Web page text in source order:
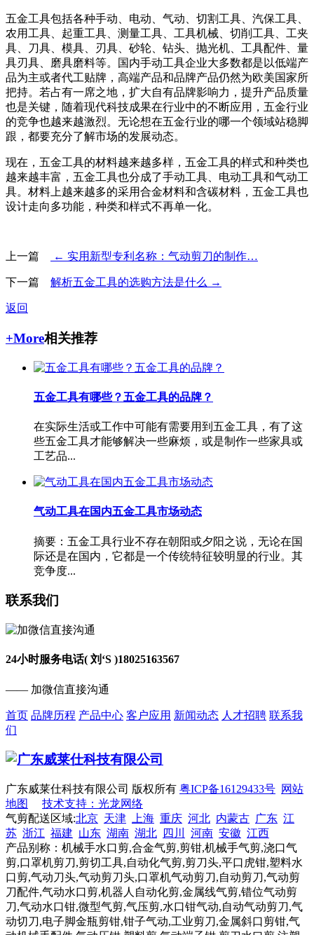
五金工具包括各种手动、电动、气动、切割工具、汽保工具、
农用工具、起重工具、测量工具、工具机械、切削工具、工夹
具、刀具、模具、刃具、砂轮、钻头、抛光机、工具配件、量
具刃具、磨具磨料等。国内手动工具企业大多数都是以低端产
品为主或者代工贴牌，高端产品和品牌产品仍然为欧美国家所
把持。若占有一席之地，扩大自有品牌影响力，提升产品质量
也是关键，随着现代科技成果在行业中的不断应用，五金行业
的竞争也越来越激烈。无论想在五金行业的哪一个领域站稳脚
跟，都要充分了解市场的发展动态。
现在，五金工具的材料越来越多样，五金工具的样式和种类也
越来越丰富，五金工具也分成了手动工具、电动工具和气动工
具。材料上越来越多的采用合金材料和含碳材料，五金工具也
设计走向多功能，种类和样式不再单一化。
上一篇 ← 实用新型专利名称：气动剪刀的制作…
下一篇 解析五金工具的选购方法是什么 →
返回
+More相关推荐
五金工具有哪些？五金工具的品牌？
在实际生活或工作中可能有需要用到五金工具，有了这
些五金工具才能够解决一些麻烦，或是制作一些家具或
工艺品...
气动工具在国内五金工具市场动态
摘要：五金工具行业不存在朝阳或夕阳之说，无论在国
际还是在国内，它都是一个传统特征较明显的行业。其
竞争度...
联系我们
24小时服务电话( 刘‘S )18025163567
—— 加微信直接沟通
首页 品牌历程 产品中心 客户应用 新闻动态 人才招聘 联系我
们
广东威莱仕科技有限公司 版权所有 粤ICP备16129433号 网站
地图
技术支持：光龙网络
气剪配送区域:北京 天津 上海 重庆 河北 内蒙古 广东 江
苏 浙江 福建 山东 湖南 湖北 四川 河南 安徽 江西
产品别称：机械手水口剪,合金气剪,剪钳,机械手气剪,浇口气
剪,口罩机剪刀,剪切工具,自动化气剪,剪刀头,平口虎钳,塑料水
口剪,气动刀头,气动剪刀头,口罩机气动剪刀,自动剪刀,气动剪
刀配件,气动水口剪,机器人自动化剪,金属线气剪,错位气动剪
刀,气动水口钳,微型气剪,气压剪,水口钳气动,自动气动剪刀,气
动切刀,电子脚金瓶剪钳,钳子气动,工业剪刀,金属斜口剪钳,气